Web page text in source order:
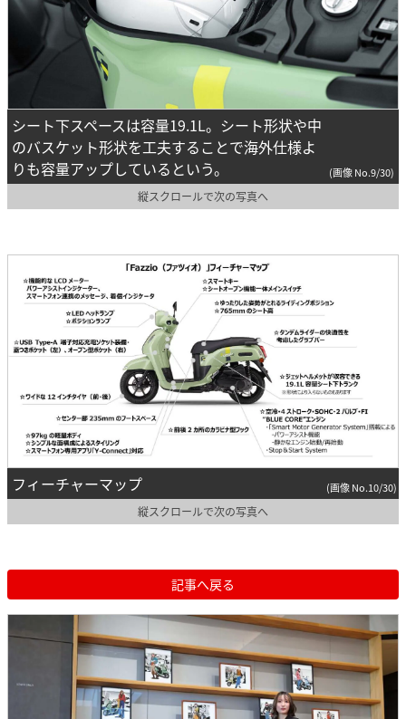
シート下スペースは容量19.1L。シート形状や中
のバスケット形状を工夫することで海外仕様よ
りも容量アップしているという。
(画像 No.9/30)
縦スクロールで次の写真へ
フィーチャーマップ (画像 No.10/30)
縦スクロールで次の写真へ
記事へ戻る